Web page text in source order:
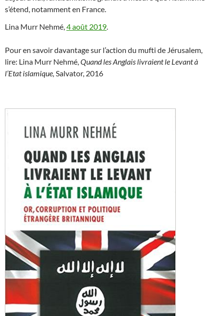
s’étend, notamment en France.
Lina Murr Nehmé, 4 août 2019
Pour en savoir davantage sur l’action du mufti de Jérusalem,
lire: Lina Murr Nehmé, Quand les Anglais livraient le Levant à
l’Etat islamique, Salvator, 2016